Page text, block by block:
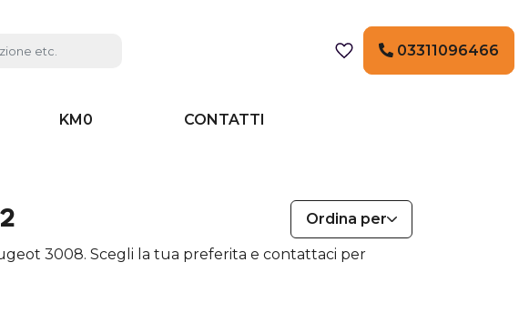
03311096466
KM0 CONTATTI
Ordina per
3008. Scegli la tua preferita e contattaci per